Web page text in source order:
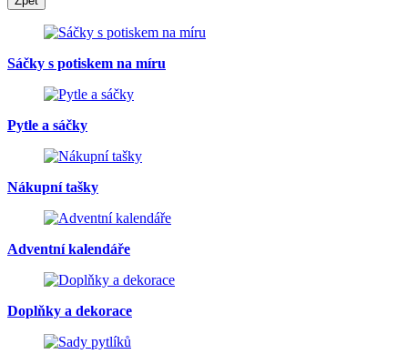
Sáčky s potiskem na míru
Pytle a sáčky
Nákupní tašky
Adventní kalendáře
Doplňky a dekorace